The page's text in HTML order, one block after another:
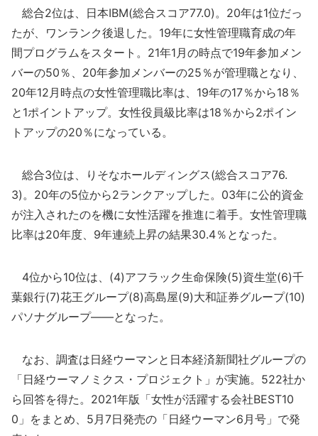
総合2位は、日本IBM(総合スコア77.0)。20年は1位だっ
たが、ワンランク後退した。19年に女性管理職育成の年
間プログラムをスタート。21年1月の時点で19年参加メン
バーの50％、20年参加メンバーの25％が管理職となり、
20年12月時点の女性管理職比率は、19年の17％から18％
と1ポイントアップ。女性役員級比率は18％から2ポイン
トアップの20％になっている。
総合3位は、りそなホールディングス(総合スコア76.
3)。20年の5位から2ランクアップした。03年に公的資金
が注入されたのを機に女性活躍を推進に着手。女性管理職
比率は20年度、9年連続上昇の結果30.4％となった。
4位から10位は、(4)アフラック生命保険(5)資生堂(6)千
葉銀行(7)花王グループ(8)高島屋(9)大和証券グループ(10)
パソナグループ――となった。
なお、調査は日経ウーマンと日本経済新聞社グループの
「日経ウーマノミクス・プロジェクト」が実施。522社か
ら回答を得た。2021年版「女性が活躍する会社BEST10
0」をまとめ、5月7日発売の「日経ウーマン6月号」で発